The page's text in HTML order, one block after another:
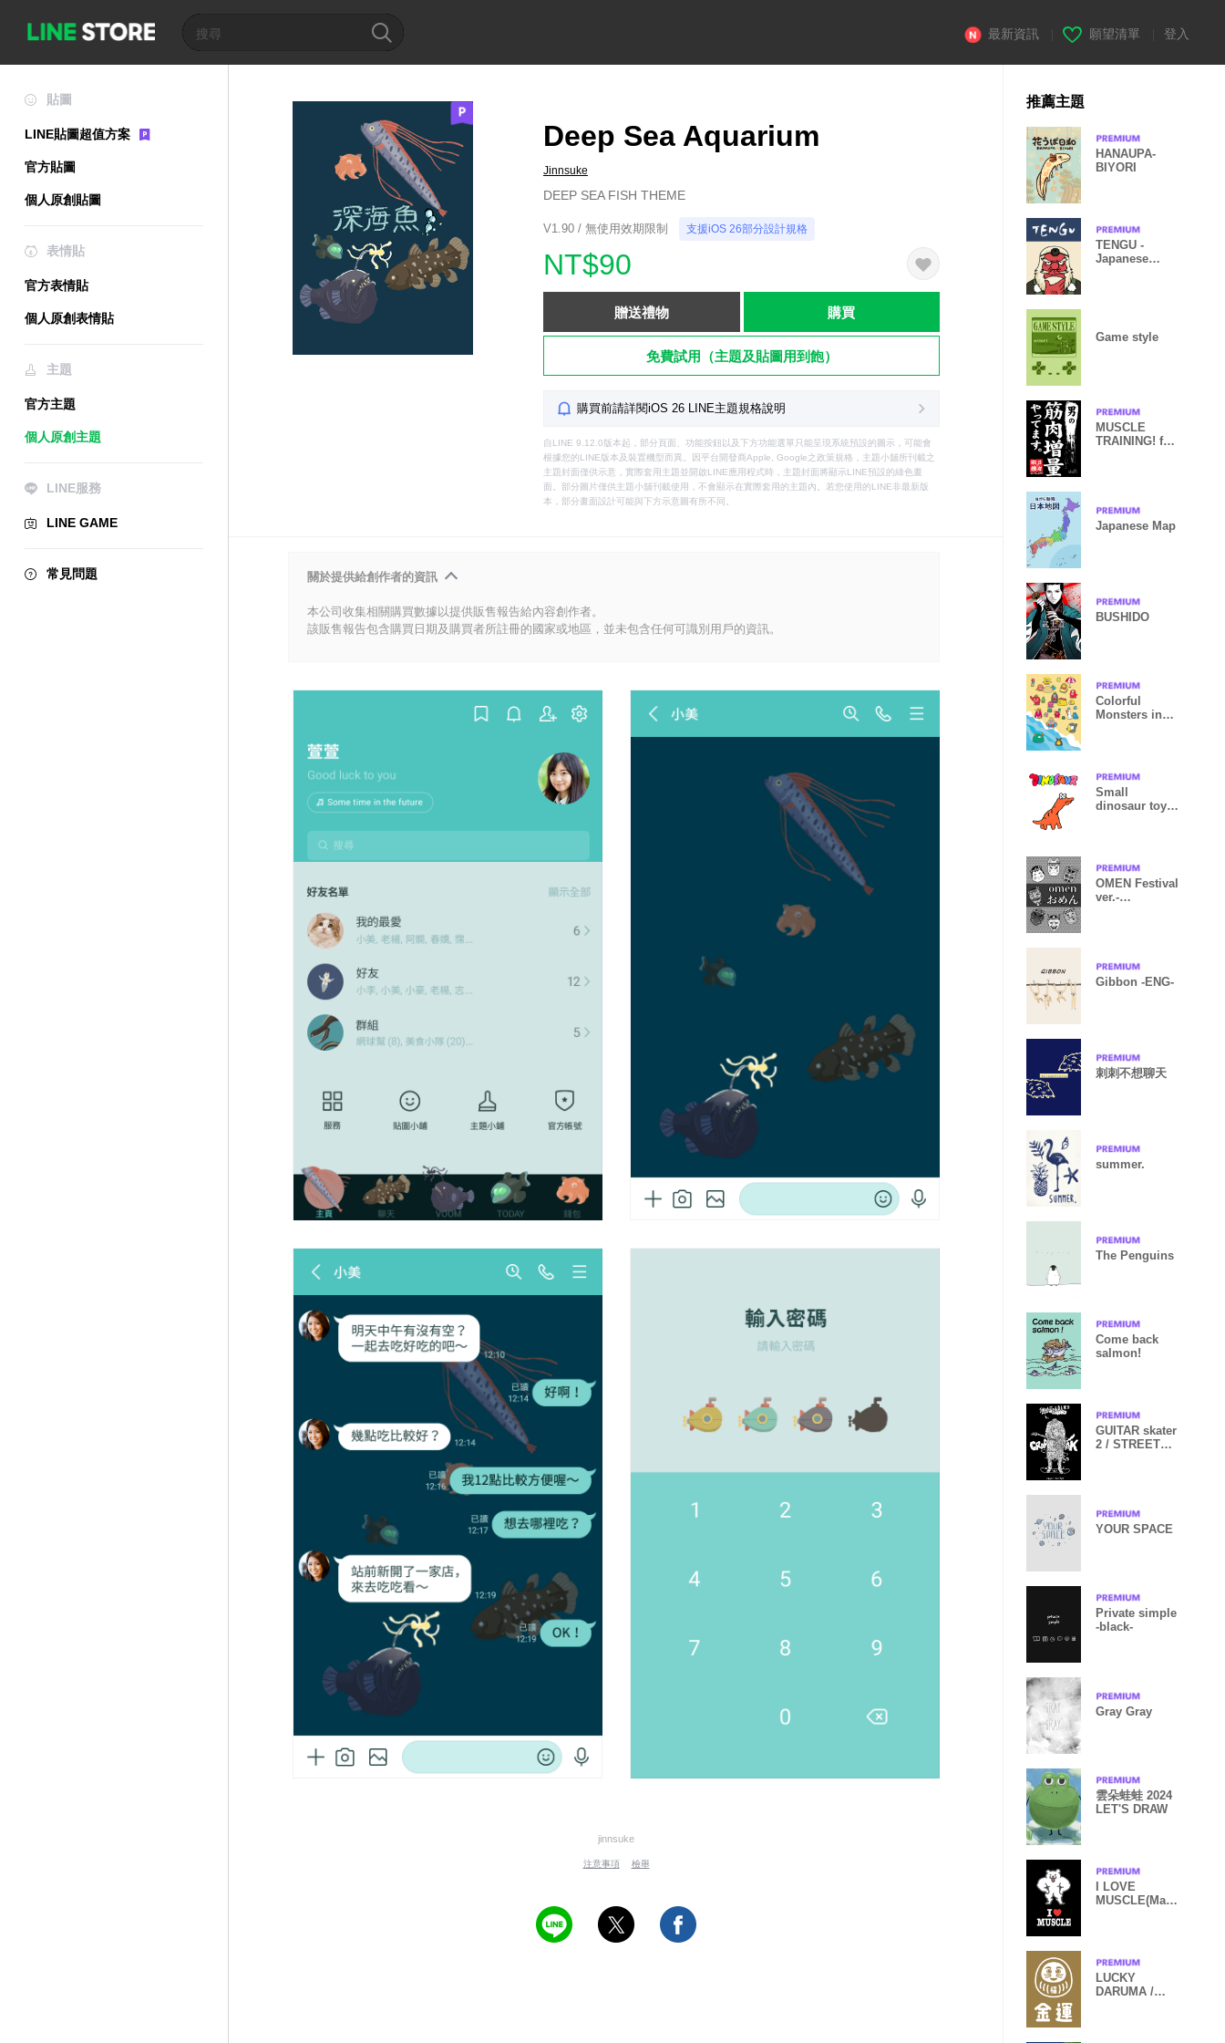
最新資訊 願望清單 登入
貼圖
LINE貼圖超值方案
官方貼圖
個人原創貼圖
表情貼
官方表情貼
個人原創表情貼
主題
官方主題
個人原創主題
LINE服務
LINE GAME
常見問題
Deep Sea Aquarium
Jinnsuke
DEEP SEA FISH THEME
V1.90 / 無使用效期限制 支援iOS 26部分設計規格
NT$90
贈送禮物 購買
免費試用（主題及貼圖用到飽）
購買前請詳閱iOS 26 LINE主題規格說明
自LINE 9.12.0版本起，部分頁面、功能按鈕以及下方功能選單只能呈現系統預設的圖示，可能會
根據您的LINE版本及裝置機型而異。因平台開發商Apple, Google之政策規格，主題小舖所刊載之
主題封面僅供示意，實際套用主題並開啟LINE應用程式時，主題封面將顯示LINE預設的綠色畫
面。部分圖片僅供主題小舖刊載使用，不會顯示在實際套用的主題內。若您使用的LINE非最新版
本，部分畫面設計可能與下方示意圖有所不同。
關於提供給創作者的資訊
本公司收集相關購買數據以提供販售報告給內容創作者。
該販售報告包含購買日期及購買者所註冊的國家或地區，並未包含任何可識別用戶的資訊。
jinnsuke
注意事項 檢舉
推薦主題
HANAUPA-
BIYORI
TENGU -
Japanese
Game style
MUSCLE
TRAINING! for
Japanese Map
BUSHIDO
Colorful
Monsters in
Small
dinosaur toys
OMEN Festival
ver.-
Gibbon -ENG-
刺刺不想聊天
summer.
The Penguins
Come back
salmon!
GUITAR skater
2 / STREET
YOUR SPACE
Private simple
-black-
Gray Gray
雲朵蛙蛙 2024
LET'S DRAW
I LOVE
MUSCLE(Mach
LUCKY
DARUMA /